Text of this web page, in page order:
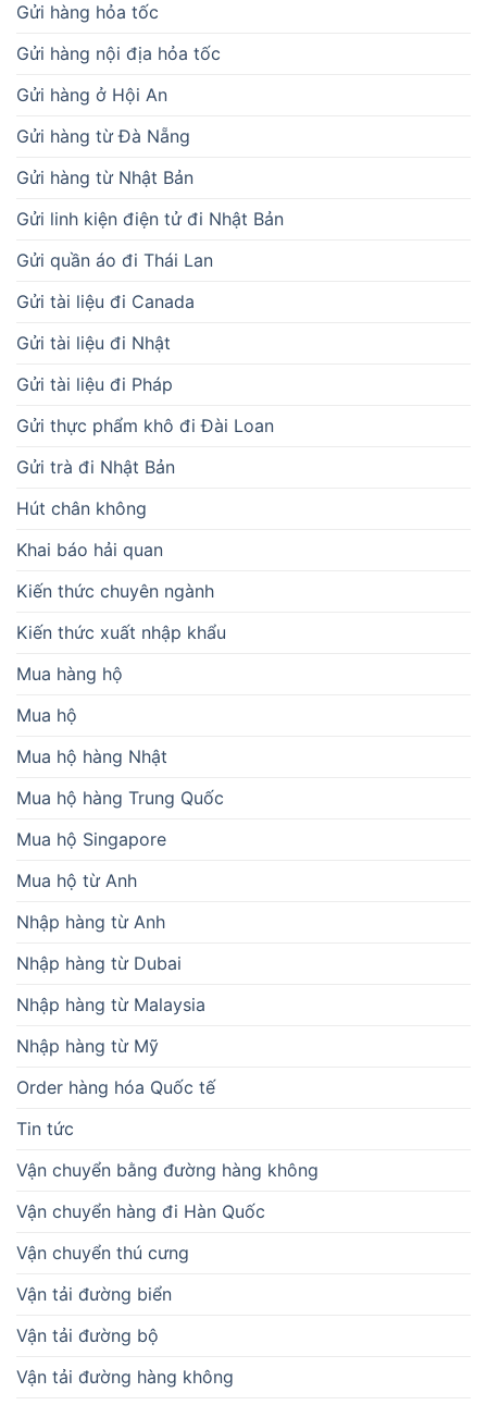
Gửi hàng hỏa tốc
Gửi hàng nội địa hỏa tốc
Gửi hàng ở Hội An
Gửi hàng từ Đà Nẵng
Gửi hàng từ Nhật Bản
Gửi linh kiện điện tử đi Nhật Bản
Gửi quần áo đi Thái Lan
Gửi tài liệu đi Canada
Gửi tài liệu đi Nhật
Gửi tài liệu đi Pháp
Gửi thực phẩm khô đi Đài Loan
Gửi trà đi Nhật Bản
Hút chân không
Khai báo hải quan
Kiến thức chuyên ngành
Kiến thức xuất nhập khẩu
Mua hàng hộ
Mua hộ
Mua hộ hàng Nhật
Mua hộ hàng Trung Quốc
Mua hộ Singapore
Mua hộ từ Anh
Nhập hàng từ Anh
Nhập hàng từ Dubai
Nhập hàng từ Malaysia
Nhập hàng từ Mỹ
Order hàng hóa Quốc tế
Tin tức
Vận chuyển bằng đường hàng không
Vận chuyển hàng đi Hàn Quốc
Vận chuyển thú cưng
Vận tải đường biển
Vận tải đường bộ
Vận tải đường hàng không